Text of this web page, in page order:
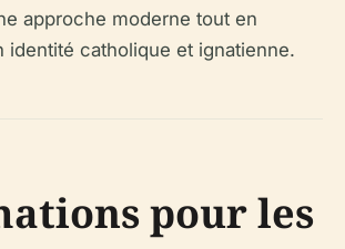
approche moderne tout en
identité catholique et ignatienne.
pour les